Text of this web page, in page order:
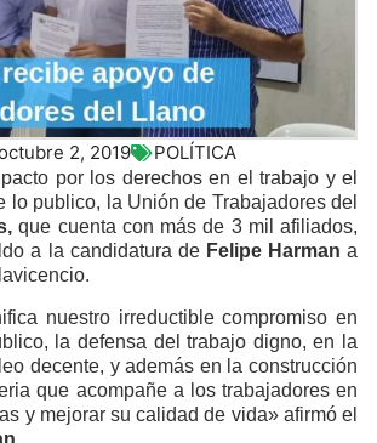
2, 2019 POLÍTICA
por los derechos en el trabajo y el
lo publico, la Unión de Trabajadores del
que cuenta con más de 3 mil afiliados,
a la candidatura de Felipe Harman a
nuestro irreductible compromiso en
la defensa del trabajo digno, en la
decente, y además en la construcción
que acompañe a los trabajadores en
y mejorar su calidad de vida» afirmó el